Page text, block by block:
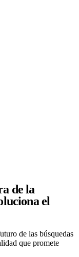
de la
el
de las búsquedas
que promete